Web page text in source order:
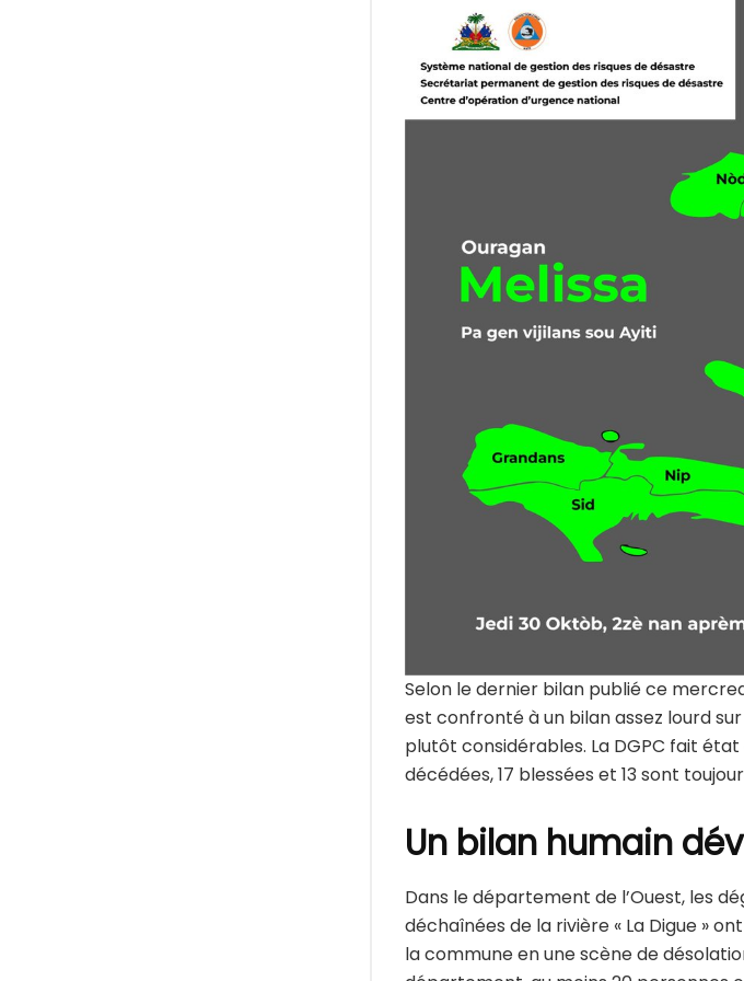
Selon le dernier bilan publié ce
est confronté à un bilan assez lourd
plutôt considérables. La DGPC fait
décédées, 17 blessées et 13 sont
Un bilan humain
Dans le département de l’Ouest, les
déchaînées de la rivière « La Digue »
la commune en une scène de